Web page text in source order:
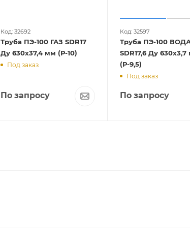
Код: 32692
Труба ПЭ-100 ГАЗ SDR17
Ду 630х37,4 мм (Р-10)
Под заказ
По запросу
Код: 32597
Труба ПЭ-100
SDR17,6 Ду
(Р-9,5)
Под заказ
По запросу